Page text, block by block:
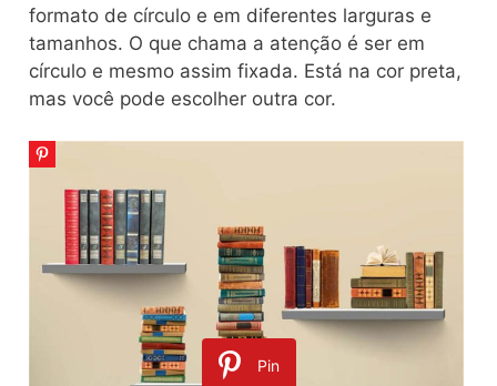
formato de círculo e em diferentes larguras e
tamanhos. O que chama a atenção é ser em
círculo e mesmo assim fixada. Está na cor preta,
mas você pode escolher outra cor.
Pin